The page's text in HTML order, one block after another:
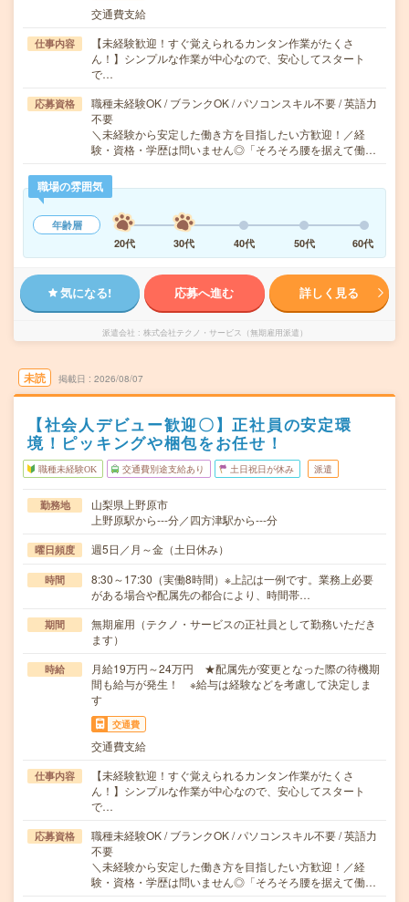
交通費支給
仕事内容
【未経験歓迎！すぐ覚えられるカンタン作業がたくさ
ん！】シンプルな作業が中心なので、安心してスタート
で…
応募資格
職種未経験OK / ブランクOK / パソコンスキル不要 / 英語力
不要
＼未経験から安定した働き方を目指したい方歓迎！／経
験・資格・学歴は問いません◎「そろそろ腰を据えて働…
職場の雰囲気
年齢層
20代
30代 40代 50代 60代
気になる! 応募へ進む 詳しく見る
派遣会社 株式会社テクノ・サービス（無期雇用派遣）
未読 掲載日 2026/08/07
【社会人デビュー歓迎〇】正社員の安定環
境！ピッキングや梱包をお任せ！
職種未経験OK 交通費別途支給あり 土日祝日が休み 派遣
勤務地
山梨県上野原市
上野原駅から---分／四方津駅から---分
曜日頻度 週5日／月～金（土日休み）
時間
8:30～17:30（実働8時間）※上記は一例です。業務上必要
がある場合や配属先の都合により、時間帯…
期間
無期雇用（テクノ・サービスの正社員として勤務いただき
ます）
時給
月給19万円～24万円 ★配属先が変更となった際の待機期
間も給与が発生！ ※給与は経験などを考慮して決定しま
す
交通費
交通費支給
仕事内容
【未経験歓迎！すぐ覚えられるカンタン作業がたくさ
ん！】シンプルな作業が中心なので、安心してスタート
で…
応募資格
職種未経験OK / ブランクOK / パソコンスキル不要 / 英語力
不要
＼未経験から安定した働き方を目指したい方歓迎！／経
験・資格・学歴は問いません◎「そろそろ腰を据えて働…